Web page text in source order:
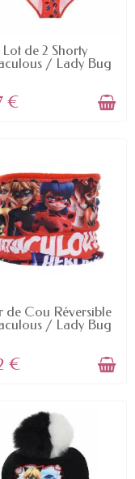
EN STOCK
Lot de 2 Shorty
/ Lady Bug
€
EN STOCK
de Cou Réversible
/ Lady Bug
€